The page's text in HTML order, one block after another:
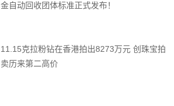
金自动回收团体标准正式发布！
11.15克拉粉钻在香港拍出8273万元 创珠宝拍
卖历来第二高价